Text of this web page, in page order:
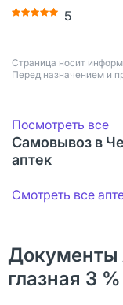
5
Страница носит
Перед назначением и
Посмотреть все
Самовывоз в
аптек
Смотреть все
Документы
глазная 3